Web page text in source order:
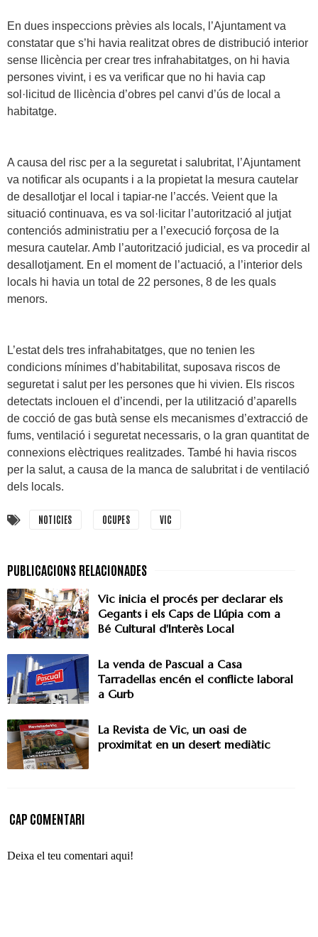
En dues inspeccions prèvies als locals, l’Ajuntament va
constatar que s’hi havia realitzat obres de distribució interior
sense llicència per crear tres infrahabitatges, on hi havia
persones vivint, i es va verificar que no hi havia cap
sol·licitud de llicència d’obres pel canvi d’ús de local a
habitatge.
A causa del risc per a la seguretat i salubritat, l’Ajuntament
va notificar als ocupants i a la propietat la mesura cautelar
de desallotjar el local i tapiar-ne l’accés. Veient que la
situació continuava, es va sol·licitar l’autorització al jutjat
contenciós administratiu per a l’execució forçosa de la
mesura cautelar. Amb l’autorització judicial, es va procedir al
desallotjament. En el moment de l’actuació, a l’interior dels
locals hi havia un total de 22 persones, 8 de les quals
menors.
L’estat dels tres infrahabitatges, que no tenien les
condicions mínimes d’habitabilitat, suposava riscos de
seguretat i salut per les persones que hi vivien. Els riscos
detectats inclouen el d’incendi, per la utilització d’aparells
de cocció de gas butà sense els mecanismes d’extracció de
fums, ventilació i seguretat necessaris, o la gran quantitat de
connexions elèctriques realitzades. També hi havia riscos
per la salut, a causa de la manca de salubritat i de ventilació
dels locals.
NOTICIES OCUPES VIC
Vic inicia el procés per declarar els
Gegants i els Caps de Llúpia com a
Bé Cultural d'Interès Local
La venda de Pascual a Casa
Tarradellas encén el conflicte laboral
a Gurb
La Revista de Vic, un oasi de
proximitat en un desert mediàtic
CAP COMENTARI
Deixa el teu comentari aqui!